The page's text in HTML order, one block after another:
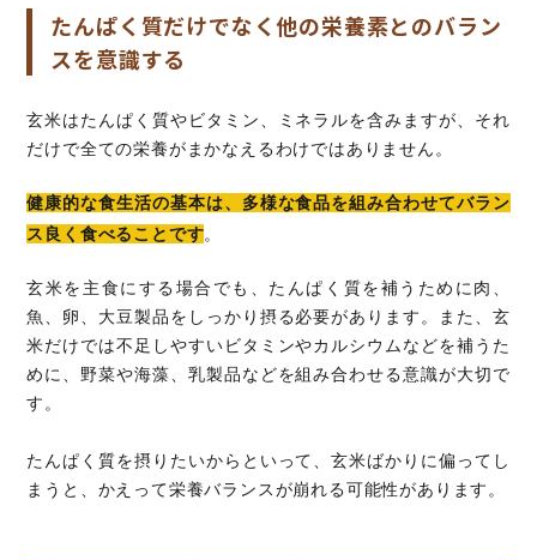
たんぱく質だけでなく他の栄養素とのバラン
スを意識する
玄米はたんぱく質やビタミン、ミネラルを含みますが、それ
だけで全ての栄養がまかなえるわけではありません。
健康的な食生活の基本は、多様な食品を組み合わせてバラン
ス良く食べることです。
玄米を主食にする場合でも、たんぱく質を補うために肉、
魚、卵、大豆製品をしっかり摂る必要があります。また、玄
米だけでは不足しやすいビタミンやカルシウムなどを補うた
めに、野菜や海藻、乳製品などを組み合わせる意識が大切で
す。
たんぱく質を摂りたいからといって、玄米ばかりに偏ってし
まうと、かえって栄養バランスが崩れる可能性があります。